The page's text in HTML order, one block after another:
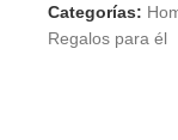
Categorías:
Regalos para él